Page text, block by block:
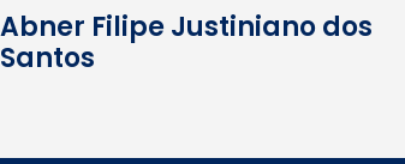
Abner Filipe Justiniano dos
Santos